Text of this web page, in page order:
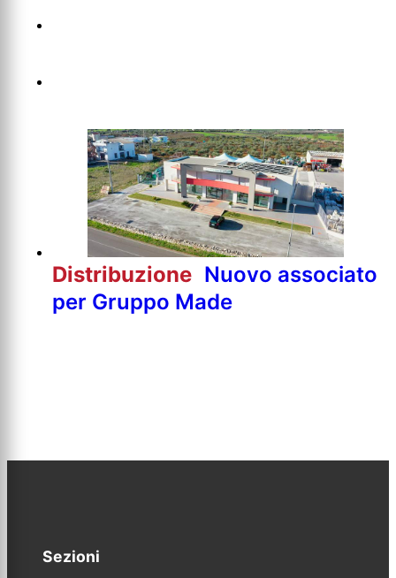
Distribuzione Nuovo associato
per Gruppo Made
Sezioni